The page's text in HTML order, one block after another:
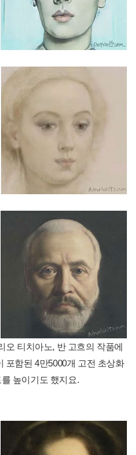
오 티치아노, 반 고흐의 작품에
포함된 4만5000개 고전 초상화
높이기도 했지요.